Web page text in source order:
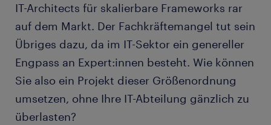
IT-Architects für skalierbare Frameworks rar
auf dem Markt. Der Fachkräftemangel tut sein
Übriges dazu, da im IT-Sektor ein genereller
Engpass an Expert:innen besteht. Wie können
Sie also ein Projekt dieser Größenordnung
umsetzen, ohne Ihre IT-Abteilung gänzlich zu
überlasten?